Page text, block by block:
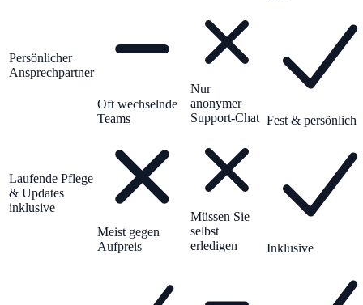
Persönlicher
Ansprechpartner
Oft wechselnde
Teams
Nur
anonymer
Support-Chat Fest & persönlich
Laufende Pflege
& Updates
inklusive
Meist gegen
Aufpreis
Müssen Sie
selbst
erledigen
Inklusive